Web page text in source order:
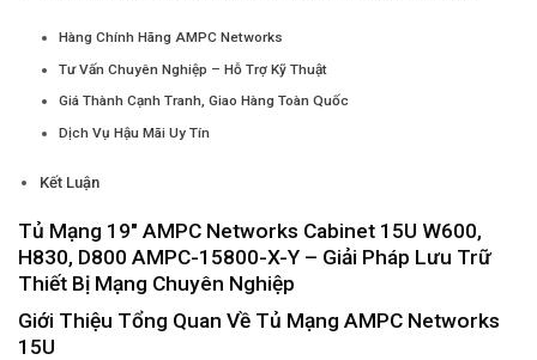
Hàng Chính Hãng AMPC Networks
Tư Vấn Chuyên Nghiệp – Hỗ Trợ Kỹ Thuật
Giá Thành Cạnh Tranh, Giao Hàng Toàn Quốc
Dịch Vụ Hậu Mãi Uy Tín
Kết Luận
Tủ Mạng 19″ AMPC Networks Cabinet 15U W600,
H830, D800 AMPC-15800-X-Y – Giải Pháp Lưu Trữ
Thiết Bị Mạng Chuyên Nghiệp
Giới Thiệu Tổng Quan Về Tủ Mạng AMPC Networks
15U